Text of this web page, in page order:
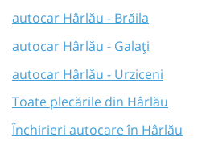
autocar Hârlău - Brăila
autocar Hârlău - Galați
autocar Hârlău - Urziceni
Toate plecările din Hârlău
Închirieri autocare în Hârlău